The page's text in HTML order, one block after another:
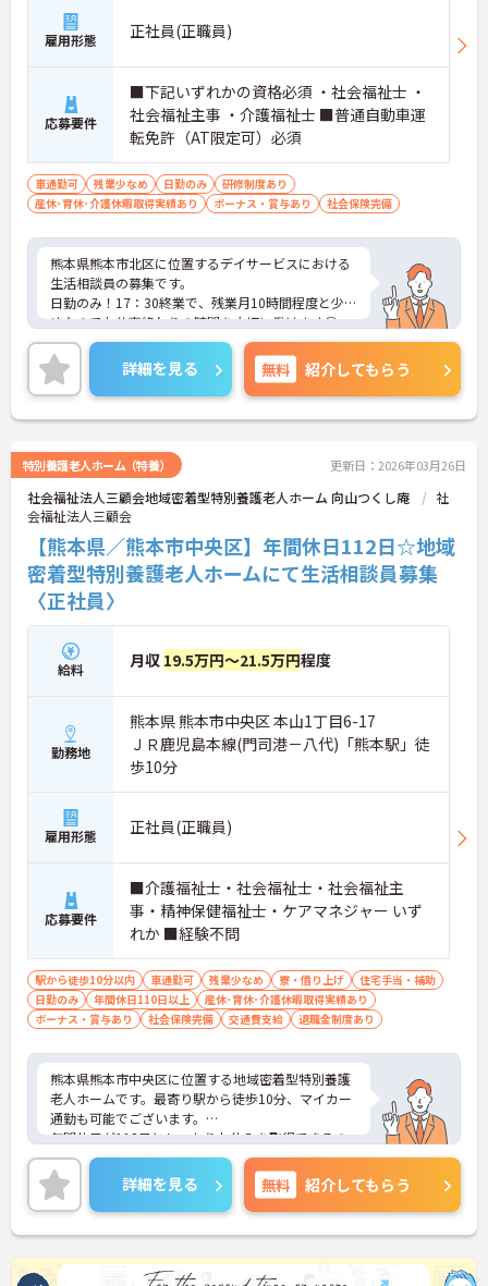
雇用形態 正社員(正職員)
応募要件
■下記いずれかの資格必須 ・社会福祉士 ・
社会福祉主事 ・介護福祉士 ■普通自動車運
転免許（AT限定可）必須
車通勤可 残業少なめ 日勤のみ
研修制度あり
産休･育休･介護休暇取得実績あり
ボーナス・賞与あり 社会保険完備
熊本県熊本市北区に位置するデイサービスにおける
生活相談員の募集です。
日勤のみ！17：30終業で、残業月10時間程度と少な
めなのでお仕事終わりの時間を大切に働けます◎
昇給・賞与あり！あなたの頑張りが評価されやすい
ので、お仕事のモチベーションアップにもつながり
ます♪
ご興味のある方には面接ポイントをお伝えしますの
で、お気軽にお問い合わせください！
詳細を見る 無料 紹介してもらう
特別養護老人ホーム（特養） 更新日：2026年03月26日
社会福祉法人三顧会地域密着型特別養護老人ホーム 向山つくし庵
社
会福祉法人三顧会
【熊本県／熊本市中央区】年間休日112日☆地域
密着型特別養護老人ホームにて生活相談員募集
〈正社員〉
給料 月収 19.5万円～21.5万円程度
勤務地
熊本県 熊本市中央区 本山1丁目6-17
ＪＲ鹿児島本線(門司港－八代)「熊本駅」徒
歩10分
雇用形態 正社員(正職員)
応募要件
■介護福祉士・社会福祉士・社会福祉主
事・精神保健福祉士・ケアマネジャー いず
れか ■経験不問
駅から徒歩10分以内 車通勤可 残業少なめ 寮・借り上げ
住宅手当・補助
日勤のみ
年間休日110日以上
産休･育休･介護休暇取得実績あり
ボーナス・賞与あり
社会保険完備 交通費支給 退職金制度あり
熊本県熊本市中央区に位置する地域密着型特別養護
老人ホームです。最寄り駅から徒歩10分、マイカー
通勤も可能でございます。
年間休日が112日としっかりお休みを取得できるの
で、ワークライフバランスを大切にしたい方におす
すめです。
日勤のみで残業は月平均5時間程度ですので、勤務
終了後の予定も立てやすいです。
ご興味のある方には、面接対策ポイントなど、さら
に詳細をお話しいたしますのでお気軽にご相談くだ
さい！
詳細を見る 無料 紹介してもらう